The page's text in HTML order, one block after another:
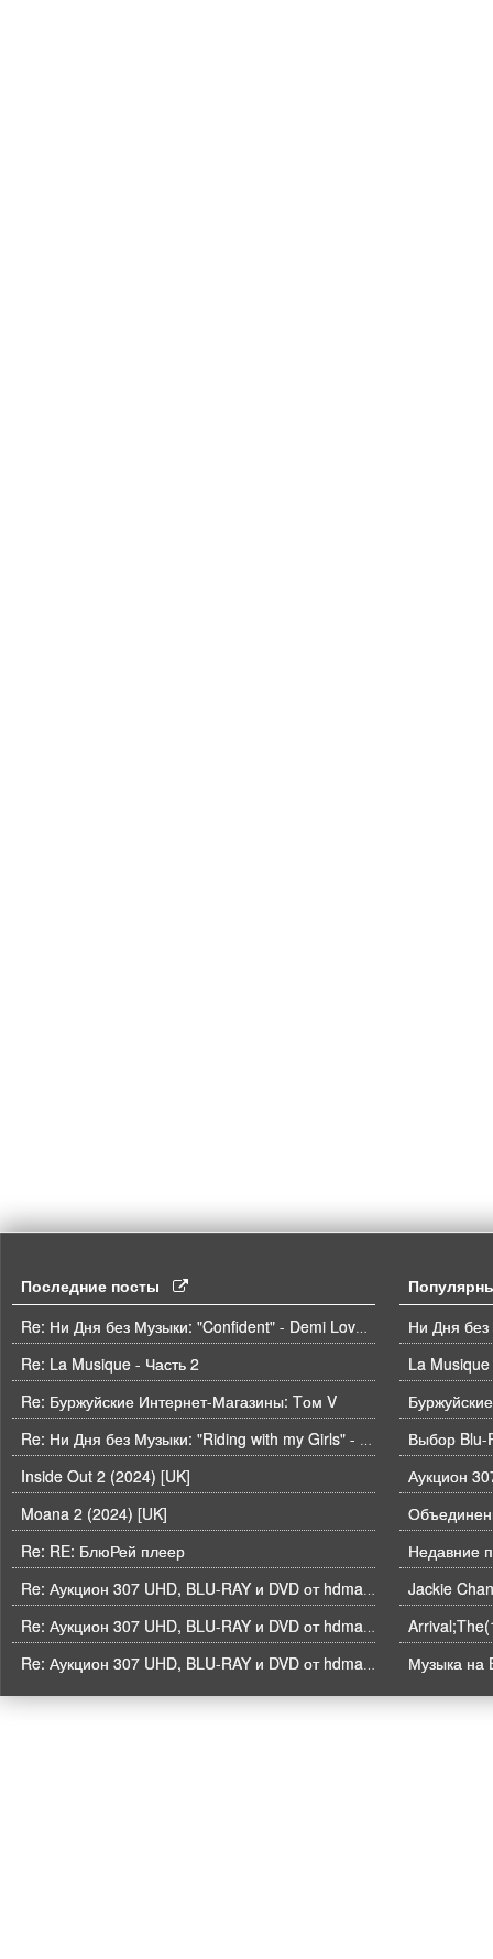
Последние посты
Re: La Musique - Часть 2
Re: Буржуйские Интернет-Магазины: Tом V
Inside Out 2 (2024) [UK]
Moana 2 (2024) [UK]
Re: RE: БлюРей плеер
Ни Дня
La
Выбор Blu-
Недавние
Музыка на